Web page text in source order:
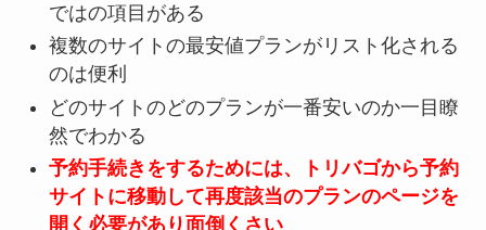
ではの項目がある
複数のサイトの最安値プランがリスト化される
のは便利
どのサイトのどのプランが一番安いのか一目瞭
然でわかる
予約手続きをするためには、トリバゴから予約
サイトに移動して再度該当のプランのページを
開く必要があり面倒くさい